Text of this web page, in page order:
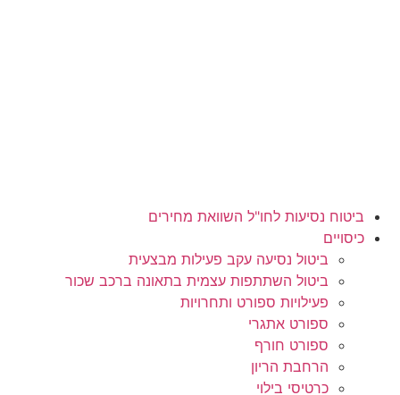
ביטוח נסיעות לחו"ל השוואת מחירים
כיסויים
ביטול נסיעה עקב פעילות מבצעית
ביטול השתתפות עצמית בתאונה ברכב שכור
פעילויות ספורט ותחרויות
ספורט אתגרי
ספורט חורף
הרחבת הריון
כרטיסי בילוי